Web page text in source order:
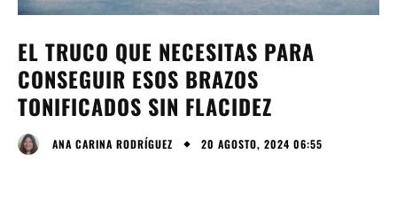
EL TRUCO QUE NECESITAS PARA
CONSEGUIR ESOS BRAZOS
TONIFICADOS SIN FLACIDEZ
ANA CARINA RODRÍGUEZ 20 AGOSTO, 2024 06:55